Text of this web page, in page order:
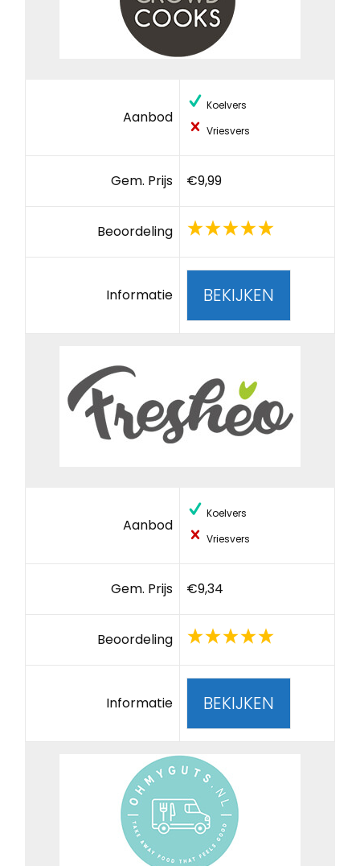
Aanbod
Koelvers
Vriesvers
Gem. Prijs €9,99
Beoordeling
Informatie BEKIJKEN
Aanbod
Koelvers
Vriesvers
Gem. Prijs €9,34
Beoordeling
Informatie BEKIJKEN